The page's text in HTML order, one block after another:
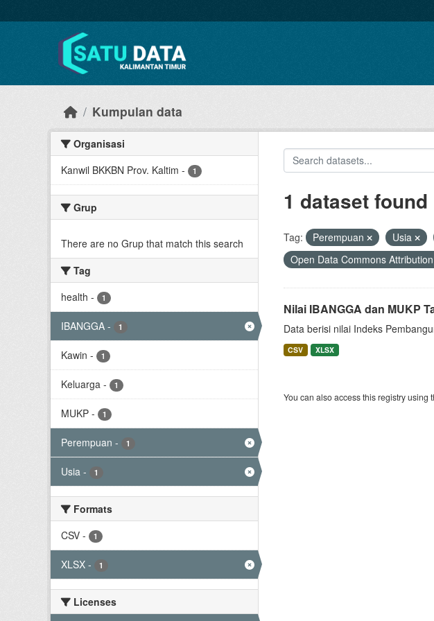
Kumpulan data
Organisasi
Kanwil BKKBN Prov. Kaltim - 1
Grup
There are no Grup that match this search
Tag
health - 1
IBANGGA - 1
Kawin - 1
Keluarga - 1
MUKP - 1
Perempuan - 1
Usia - 1
Formats
CSV - 1
XLSX - 1
Licenses
1 dataset found
Tag: Perempuan Usia
Open Data Commons
Nilai IBANGGA dan MUKP
Data berisi nilai Indeks
CSV XLSX
You can also access this registry using